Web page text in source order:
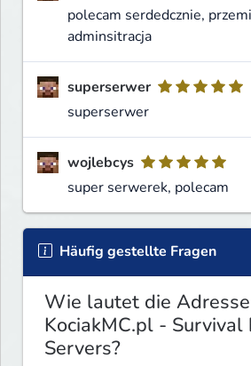
polecam serdedcznie,
adminsitracja
superserwer
superserwer
wojlebcys
super serwerek, polecam
Häufig gestellte Fragen
Wie lautet die
KociakMC.pl - Survival
Servers?